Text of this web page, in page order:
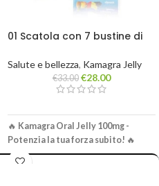
01 Scatola con 7 bustine di
Salute e bellezza, Kamagra Jelly
€33.00 €28.00
🔥 Kamagra Oral Jelly 100mg -
Potenzia la tua forza subito! 🔥
✅ La prima Kamagra Jelly originale al